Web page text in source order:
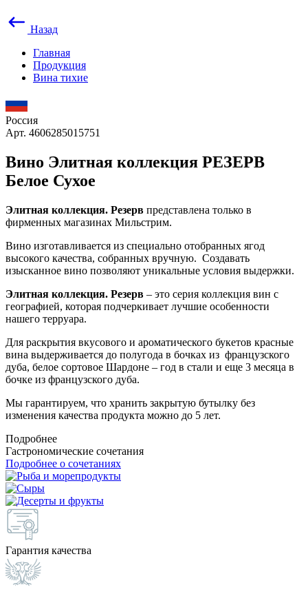
Назад
Главная
Продукция
Вина тихие
Россия
Арт. 4606285015751
Вино Элитная коллекция РЕЗЕРВ
Белое Сухое
Элитная коллекция. Резерв представлена только в
фирменных магазинах Мильстрим.
Вино изготавливается из специально отобранных ягод
высокого качества, собранных вручную. Создавать
изысканное вино позволяют уникальные условия выдержки.
Элитная коллекция. Резерв – это серия коллекция вин с
географией, которая подчеркивает лучшие особенности
нашего терруара.
Для раскрытия вкусового и ароматического букетов красные
вина выдерживается до полугода в бочках из французского
дуба, белое сортовое Шардоне – год в стали и еще 3 месяца в
бочке из французского дуба.
Мы гарантируем, что хранить закрытую бутылку без
изменения качества продукта можно до 5 лет.
Подробнее
Гастрономические сочетания
Подробнее о сочетаниях
Гарантия качества